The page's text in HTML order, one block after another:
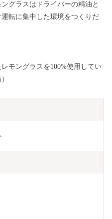
グラスはドライバーの精油と
転に集中した環境をつくりだ
モングラスを100%使用してい